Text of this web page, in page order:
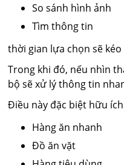
So sánh hình ảnh
Tìm thông tin
thời gian lựa chọn sẽ kéo
Trong khi đó, nếu nhìn
bộ sẽ xử lý thông tin
Điều này đặc biệt hữu
Hàng ăn nhanh
Đồ ăn vặt